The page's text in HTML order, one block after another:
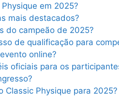
em 2025?
mais destacados?
do campeão de 2025?
de qualificação para
online?
oficiais para os
Classic Physique para 2025?